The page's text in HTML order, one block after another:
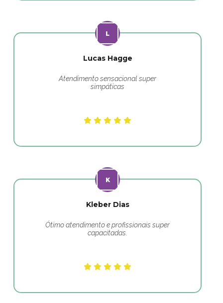
Lucas Hagge
Atendimento sensacional super
simpáticas
Kleber Dias
Ótimo atendimento e profissionais super
capacitadas.